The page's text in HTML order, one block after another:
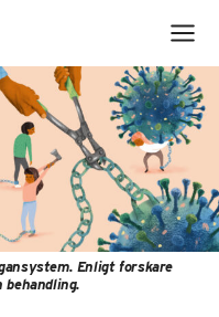
Enligt forskare